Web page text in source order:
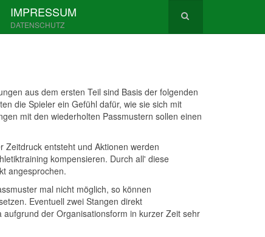
IMPRESSUM
DATENSCHUTZ
aus dem ersten Teil sind Basis der folgenden
die Spieler ein Gefühl dafür, wie sie sich mit
mit den wiederholten Passmustern sollen einen
Zeitdruck entsteht und Aktionen werden
kompensieren. Durch all' diese
angesprochen.
mal nicht möglich, so können
Eventuell zwei Stangen direkt
der Organisationsform in kurzer Zeit sehr